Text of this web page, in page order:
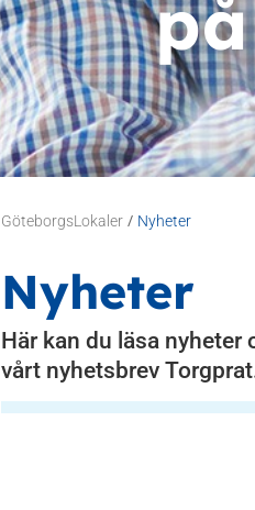
GöteborgsLokaler / Nyheter
Nyheter
Här kan du läsa nyheter
vårt nyhetsbrev